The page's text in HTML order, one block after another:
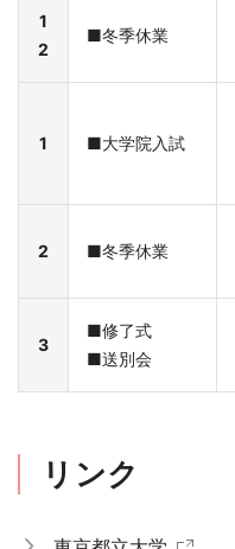
1
2
■冬季休業
1 ■大学院入試
2 ■冬季休業
3
■修了式
■送別会
リンク